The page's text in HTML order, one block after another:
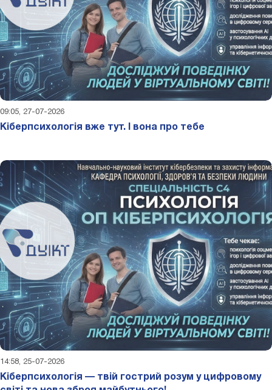
09:05, 27-07-2026
Кіберпсихологія вже тут. І вона про тебе
14:58, 25-07-2026
Кіберпсихологія — твій гострий розум у цифровому